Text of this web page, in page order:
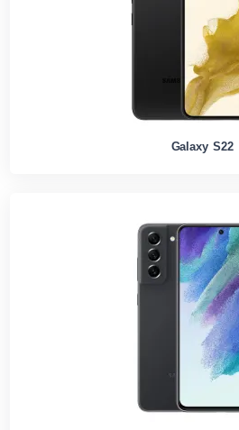
Galaxy S22